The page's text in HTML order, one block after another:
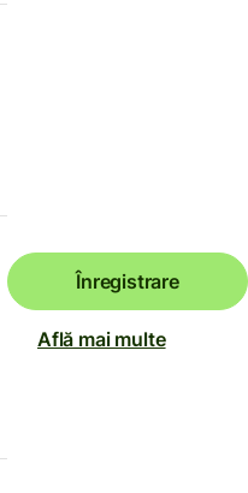
Înregistrare
Află mai multe